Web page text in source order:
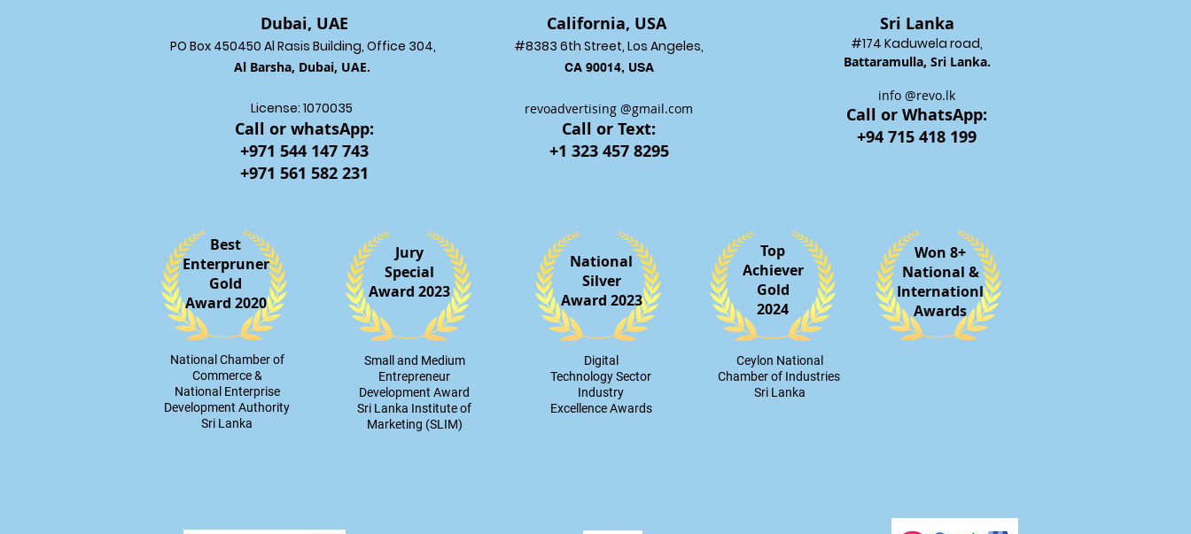
Dubai, UAE
PO Box 450450 Al Rasis Building, Office 304,
Al Barsha, Dubai, UAE.
License: 1070035
Call or whatsApp:
+971 544 147 743
+971 561 582 231
California, USA
#8383 6th Street, Los Angeles,
CA 90014, USA
revoadvertising @gmail.com
Call or Text:
+1 323 457 8295
Sri Lanka
#174 Kaduwela road,
Battaramulla, Sri Lanka.
info @revo.lk
Call or WhatsApp:
+94 715 418 199
Best
Enterpruner
Gold
Award 2020
​National Chamber of
Commerce &
National Enterprise
Development Authority
Sri Lanka
Jury
Special
Award 2023
​Small and Medium
Entrepreneur
Development Award
Sri Lanka Institute of
Marketing (SLIM)
National
Silver
Award 2023
Digital
Technology Sector
Industry
Excellence Awards
Top
Achiever
Gold
2024
Won 8+
National &
Internationl
Awards
​Ceylon National
Chamber of Industries
Sri Lanka